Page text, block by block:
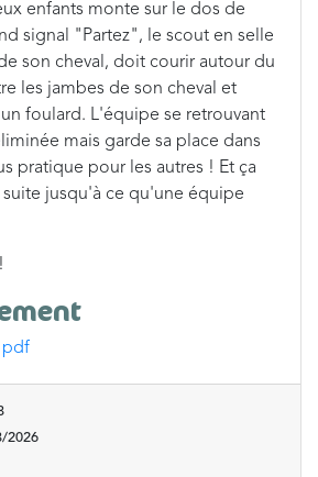
enfants monte sur le dos de
signal "Partez", le scout en selle
son cheval, doit courir autour du
les jambes de son cheval et
foulard. L'équipe se retrouvant
mais garde sa place dans
pratique pour les autres ! Et ça
jusqu'à ce qu'une équipe
pdf
2026